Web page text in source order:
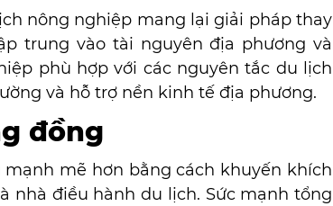
nông nghiệp mang lại giải pháp thay
trung vào tài nguyên địa phương và
phù hợp với các nguyên tắc du lịch
và hỗ trợ nền kinh tế địa phương.
đồng
mẽ hơn bằng cách khuyến khích
nhà điều hành du lịch. Sức mạnh tổng